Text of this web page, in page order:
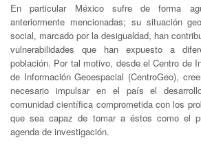
En particular México sufre de forma
anteriormente mencionadas; su situación
social, marcado por la desigualdad, han
vulnerabilidades que han expuesto a
población. Por tal motivo, desde el Centro de
de Información Geoespacial (CentroGeo),
necesario impulsar en el país el
comunidad científica comprometida con los
que sea capaz de tomar a éstos como el
agenda de investigación.